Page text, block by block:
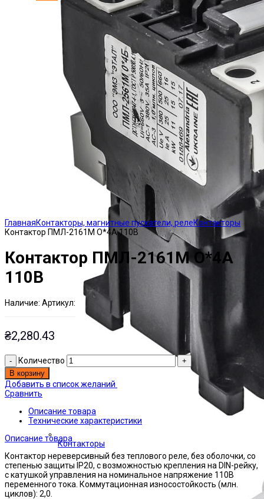
Контакторы
ГлавнаяКонтакторы, магнитные пускатели, релеКонтакторы
Контактор ПМЛ-2161М О*4А 110В
Контактор ПМЛ-2161М О*4А
110В
Наличие: Есть на складе
Артикул:
ЭТАЛ0001474
₴2,280.43
Количество
В корзину
Добавить в список желаний
Сравнить
Описание товара
Технические характеристики
Описание товара
Контактор нереверсивный без теплового реле, без оболочки, со
степенью защиты IP20, с возможностью крепления на DIN-рейку,
с катушкой управления на номинальное напряжение 110В
переменного тока. Коммутационная износостойкость (млн.
циклов): 2,0.